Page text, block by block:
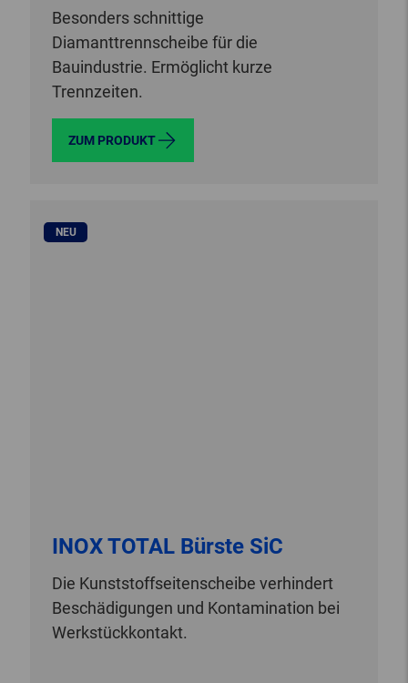
Besonders schnittige
Diamanttrennscheibe für die
Bauindustrie. Ermöglicht kurze
Trennzeiten.
ZUM PRODUKT
NEU
INOX TOTAL Bürste SiC
Die Kunststoffseitenscheibe verhindert
Beschädigungen und Kontamination bei
Werkstückkontakt.